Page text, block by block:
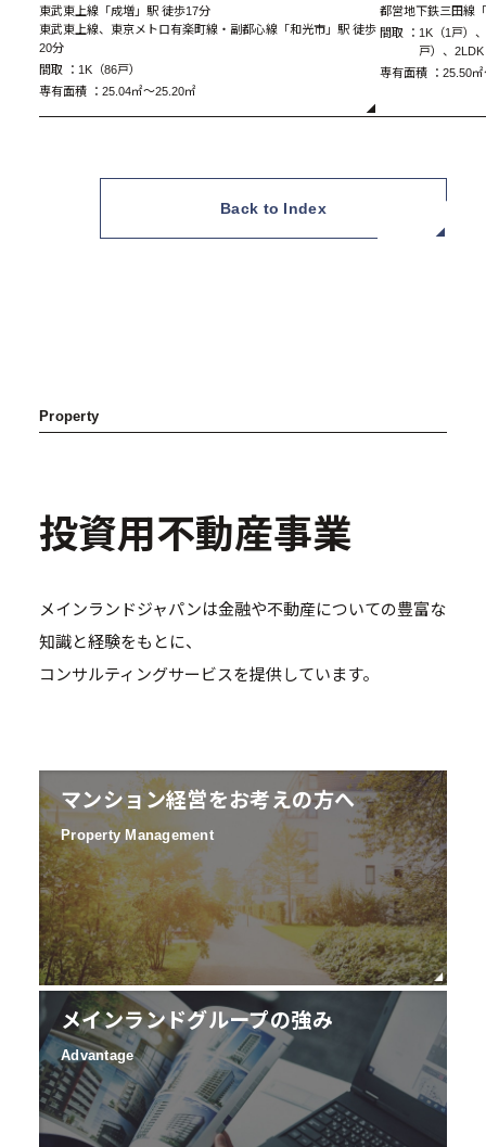
東武東上線「成増」駅 徒歩17分
東武東上線、東京メトロ有楽町線・副都心線「和光市」駅 徒歩
20分
間取 ： 1K（86戸）
専有面積 ： 25.04㎡～25.20㎡
都営地下鉄三田線
間取 ： 1K（1戸）
戸）、
専有面積 ： 25.50
Back to Index
Property
投資用不動産事業
メインランドジャパンは金融や不動産についての豊富な
知識と経験をもとに、
コンサルティングサービスを提供しています。
マンション経営をお考えの方へ
Property Management
メインランドグループの強み
Advantage
A Type 1K